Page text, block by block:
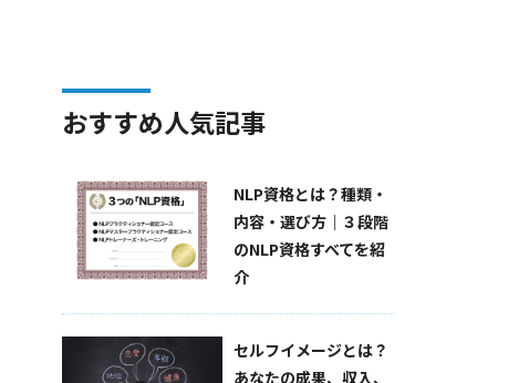
おすすめ人気記事
NLP資格とは？種類・
内容・選び方｜３段階
のNLP資格すべてを紹
介
セルフイメージとは？
あなたの成果、収入、